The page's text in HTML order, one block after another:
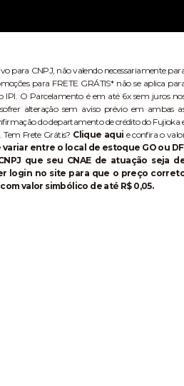
para CNPJ, não valendo necessariamente
para FRETE GRÁTIS* não se aplica
O Parcelamento é em até 6x sem juros
alteração sem aviso prévio em ambas
do departamento de crédito do Fujioka
Tem Frete Grátis? Clique aqui e confira o
entre o local de estoque GO ou
que seu CNAE de atuação seja
login no site para que o preço
valor simbólico de até R$ 0,05.